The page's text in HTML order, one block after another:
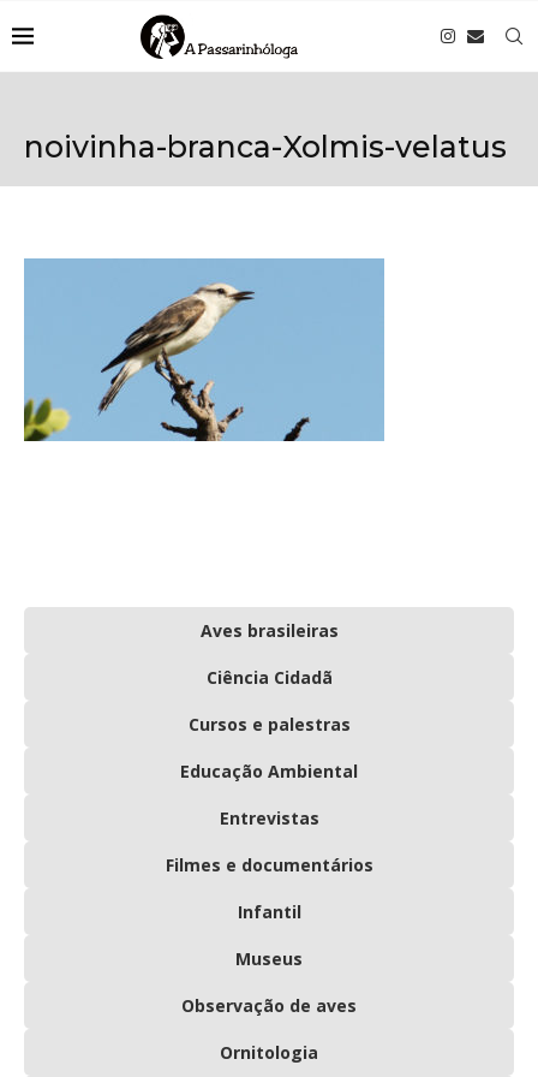
noivinha-branca-Xolmis-velatus
Aves brasileiras
Ciência Cidadã
Cursos e palestras
Educação Ambiental
Entrevistas
Filmes e documentários
Infantil
Museus
Observação de aves
Ornitologia